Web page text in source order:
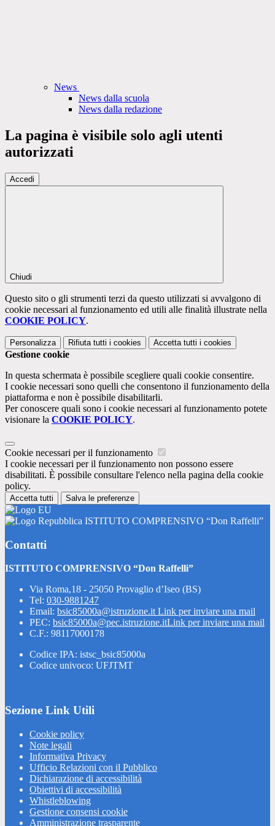
News
News dalla scuola
News dalla redazione
La pagina è visibile solo agli utenti
autorizzati
Accedi
Chiudi
Questo sito o gli strumenti terzi da questo utilizzati si avvalgono di
cookie necessari al funzionamento ed utili alle finalità illustrate nella
COOKIE POLICY.
Personalizza Rifiuta tutti i cookies Accetta tutti i cookies
Gestione cookie
In questa schermata è possibile scegliere quali cookie consentire.
I cookie necessari sono quelli che consentono il funzionamento della
piattaforma e non è possibile disabilitarli.
Per conoscere quali sono i cookie necessari al funzionamento potete
visionare la COOKIE POLICY.
Cookie necessari per il funzionamento
I cookie necessari per il funzionamento non possono essere
disabilitati. È possibile consultare l'elenco nella pagina della cookie
policy.
Accetta tutti Salva le preferenze
ISTITUTO COMPRENSIVO “Don Raffelli”
Contatti
ISTITUTO COMPRENSIVO “Don Raffelli”
Via Roma,18 - 25050 Provaglio d’Iseo (BS)
Tel: 030-9881247
Email: bsic85000a@istruzione.it Link per inviare una mail
PEC: bsic85000a@pec.istruzione.itLink per inviare una mail
C.F.: 98117000178
Codice IPA: istsc_bsic85000a
Codice univoco: UFJTMT
Sezione Link Utili
Cookie policy
Note legali
Informativa Privacy
Ufficio Relazioni con il Pubblico
Dichiarazione di accessibilità
Obiettivi di accessibilità
Whistleblowing
Gestione consensi cookie
Amministrazione trasparente